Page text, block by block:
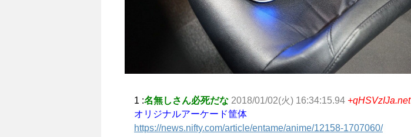
1 :名無しさん必死だな 2018/01/02(火) 16:34:15.94 +qHSVzIJa.net
オリジナルアーケード筐体
https://news.nifty.com/article/entame/anime/12158-1707060/